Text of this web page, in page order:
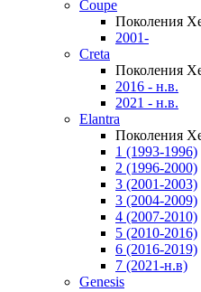
Coupe
Поколения
2001-
Creta
Поколения
2016 - н.в.
2021 - н.в.
Elantra
Поколения
1 (1993-1996)
2 (1996-2000)
3 (2001-2003)
3 (2004-2009)
4 (2007-2010)
5 (2010-2016)
6 (2016-2019)
7 (2021-н.в)
Genesis